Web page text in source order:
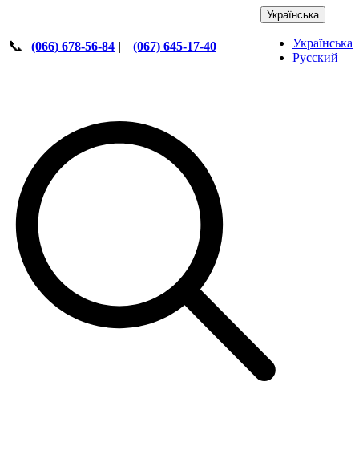
📞 (066) 678-56-84 | (067) 645-17-40
Українська
Українська
Русский